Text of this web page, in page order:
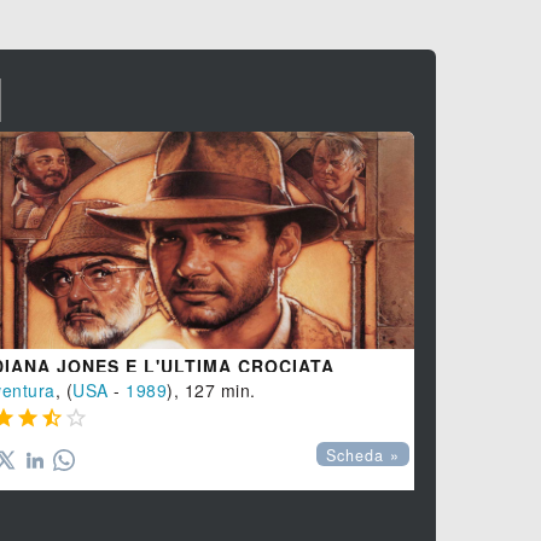
JONES E L'ULTIMA CROCIATA
, (USA - 1989), 127 min.
  
Scheda »